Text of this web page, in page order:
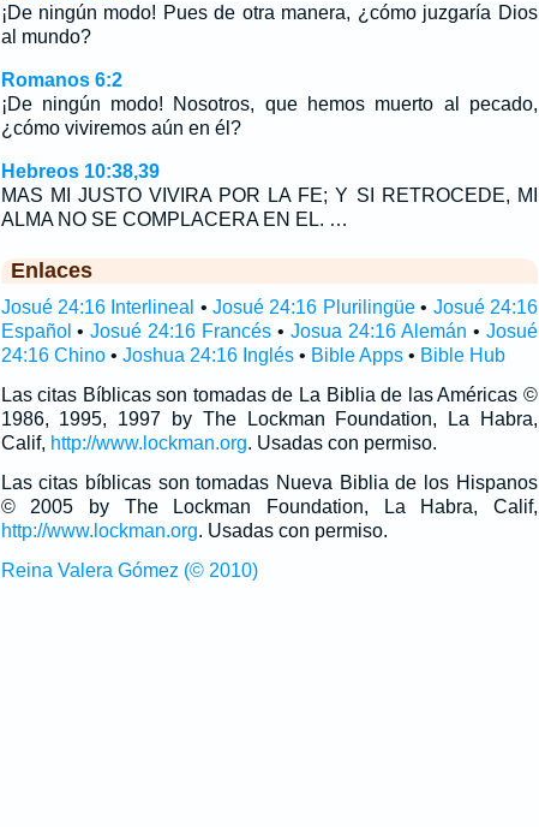
¡De ningún modo! Pues de otra manera, ¿cómo juzgaría Dios
al mundo?
Romanos 6:2
¡De ningún modo! Nosotros, que hemos muerto al pecado,
¿cómo viviremos aún en él?
Hebreos 10:38,39
MAS MI JUSTO VIVIRA POR LA FE; Y SI RETROCEDE, MI
ALMA NO SE COMPLACERA EN EL. …
Enlaces
Josué 24:16 Interlineal •Josué 24:16 Plurilingüe• Josué 24:16
Español •Josué 24:16 Francés •Josua 24:16 Alemán • Josué
24:16 Chino• Joshua 24:16 Inglés• Bible Apps• Bible Hub
Las citas Bíblicas son tomadas de La Biblia de las Américas ©
1986, 1995, 1997 by The Lockman Foundation, La Habra,
Calif, http://www.lockman.org. Usadas con permiso.
Las citas bíblicas son tomadas Nueva Biblia de los Hispanos
© 2005 by The Lockman Foundation, La Habra, Calif,
http://www.lockman.org. Usadas con permiso.
Reina Valera Gómez (© 2010)